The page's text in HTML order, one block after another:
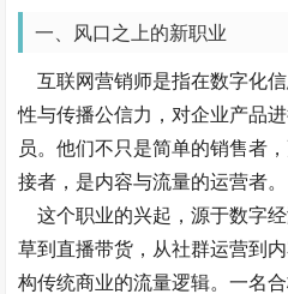
一、风口之上的新职业
互联网营销师是指在数字化
性与传播公信力，对企业产品
员。他们不只是简单的销售者
接者，是内容与流量的运营者。
这个职业的兴起，源于数字
草到直播带货，从社群运营到
构传统商业的流量逻辑。一名